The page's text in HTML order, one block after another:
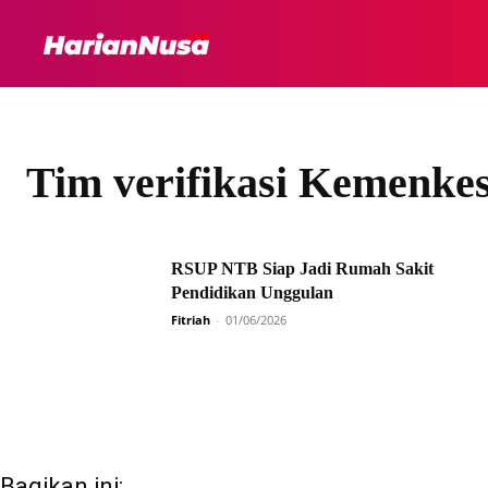
Tim verifikasi
RSUP NTB Siap Jadi Rumah Sakit
Pendidikan Unggulan
Fitriah - 01/06/2026